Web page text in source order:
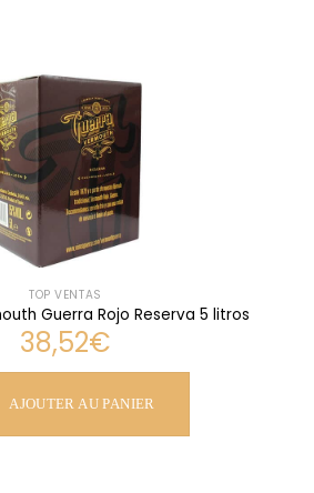
TOP VENTAS
Guerra Rojo Reserva 5 litros
38,52€
AJOUTER AU PANIER